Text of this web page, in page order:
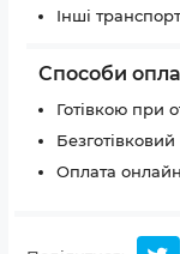
Інші
Способи
Готівкою при
Оплата